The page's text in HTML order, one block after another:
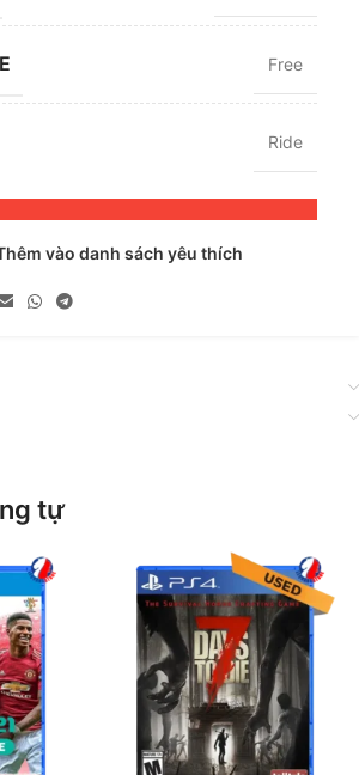
Free
Ride
vào danh sách yêu thích
tự